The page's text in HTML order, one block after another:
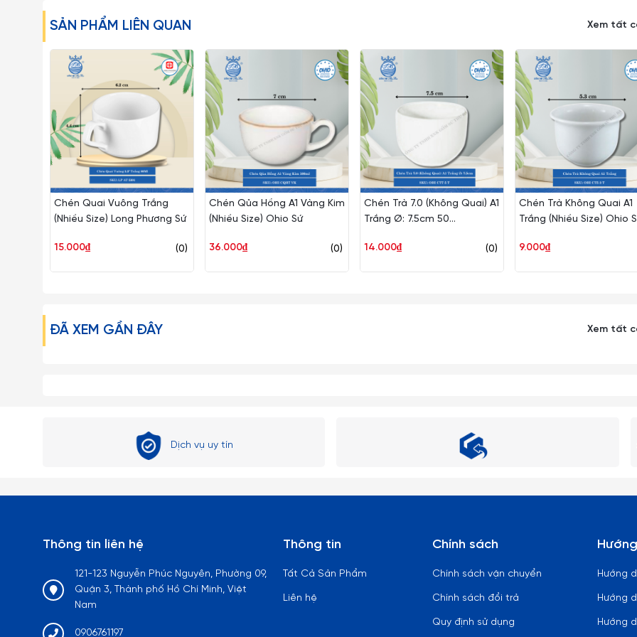
SẢN PHẨM LIÊN QUAN Xem tất
Chén Quai Vuông Trắng
(Nhiều Size) Long Phương Sứ
(0)
15.000₫
Chén Qủa Hồng A1 Vàng Kim
(Nhiều Size) Ohio Sứ
(0)
36.000₫
Chén Trà 7.0 (Không Quai) A1
Trắng Ø: 7.5cm 50
5 T
(0)
14.000₫
Chén Trà Không Quai A1
Trắng (Nhiều Size) Ohio
9.000₫
ĐÃ XEM GẦN ĐÂY Xem tất
Dịch vụ uy tín
Thông tin liên hệ
121-123 Nguyễn Phúc Nguyên, Phường 09,
Quận 3, Thành phố Hồ Chí Minh, Việt
Nam
0906761197
Thông tin
Tất Cả Sản Phẩm
Liên hệ
Chính sách
Chính sách vận chuyển
Chính sách đổi trả
Quy định sử dụng
Hướng
Hướng
Hướng